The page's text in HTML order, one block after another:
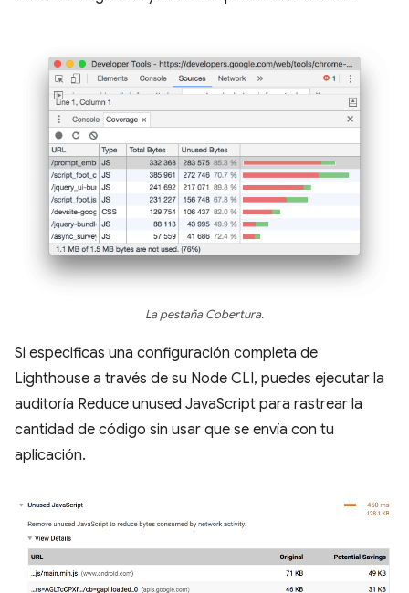
La pestaña Cobertura.
Si especificas una configuración completa de
Lighthouse a través de su Node CLI, puedes ejecutar la
auditoría Reduce unused JavaScript para rastrear la
cantidad de código sin usar que se envía con tu
aplicación.